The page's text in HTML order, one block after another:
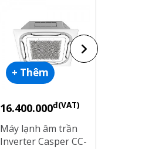
+ Thêm
16.400.000đ(VAT)
Máy lạnh âm trần
Inverter Casper CC-